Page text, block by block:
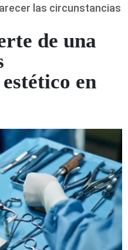
las circunstancias
de una
en